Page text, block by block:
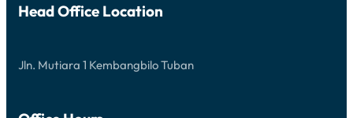
Head Office Location
Jln. Mutiara 1 Kembangbilo Tuban